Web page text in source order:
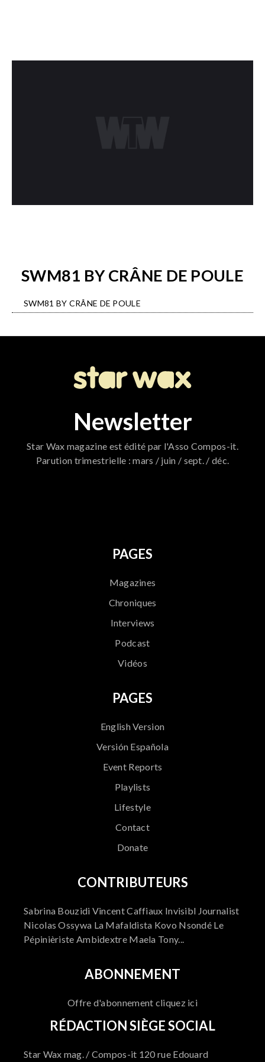
SWM81 BY CRÂNE DE POULE
SWM81 BY CRÂNE DE POULE
Newsletter
Star Wax magazine est édité par l'Asso Compos-it.
Parution trimestrielle : mars / juin / sept. / déc.
PAGES
Magazines
Chroniques
Interviews
Podcast
Vidéos
PAGES
English Version
Versión Española
Event Reports
Playlists
Lifestyle
Contact
Donate
CONTRIBUTEURS
Sabrina Bouzidi Vincent Caffiaux Invisibl Journalist
Nicolas Ossywa La Mafaldista Kovo Nsondé Le
Pépinièriste Ambidextre Maela Tony...
ABONNEMENT
Offre d'abonnement cliquez ici
RÉDACTION SIÈGE SOCIAL
Star Wax mag. / Compos-it 120 rue Edouard